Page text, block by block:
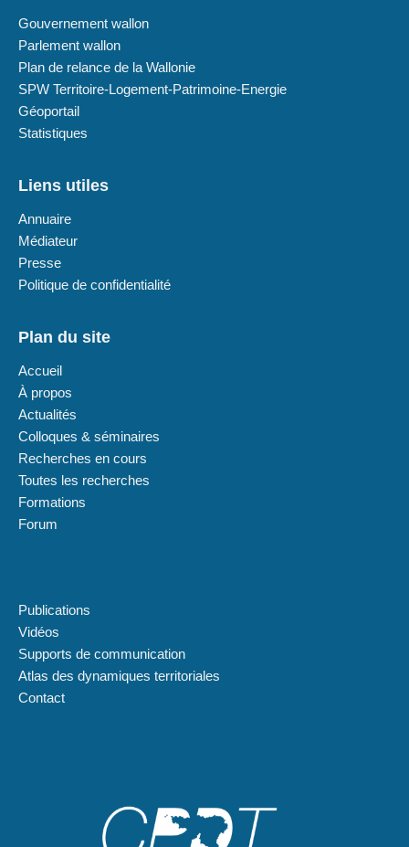
Gouvernement wallon
Parlement wallon
Plan de relance de la Wallonie
SPW Territoire-Logement-Patrimoine-Energie
Géoportail
Statistiques
Liens utiles
Annuaire
Médiateur
Presse
Politique de confidentialité
Plan du site
Accueil
À propos
Actualités
Colloques & séminaires
Recherches en cours
Toutes les recherches
Formations
Forum
Publications
Vidéos
Supports de communication
Atlas des dynamiques territoriales
Contact